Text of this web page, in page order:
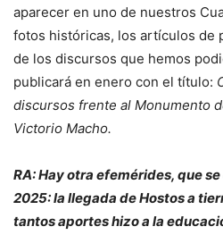
aparecer en uno de nuestros
fotos históricas, los artículos de
de los discursos que hemos
publicará en enero con el título:
discursos frente al Monumento
Victorio Macho.
RA: Hay otra efemérides, que
2025: la llegada de Hostos a
tantos aportes hizo a la